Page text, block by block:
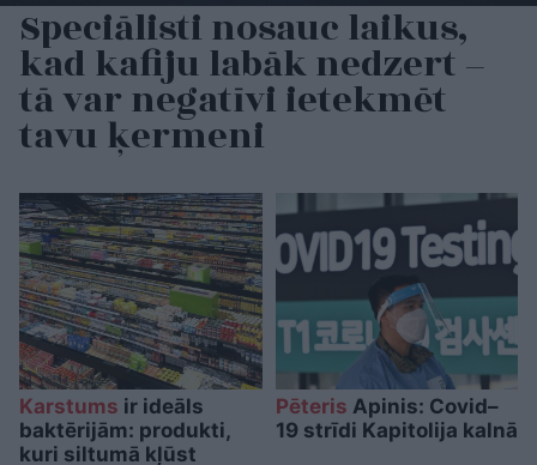
Speciālisti nosauc laikus,
kad kafiju labāk nedzert –
tā var negatīvi ietekmēt
tavu ķermeni
Karstums ir ideāls
baktērijām: produkti,
kuri siltumā kļūst
Pēteris Apinis: Covid–
19 strīdi Kapitolija kalnā